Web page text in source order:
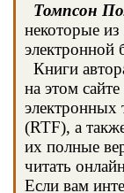
Томпсон
некоторые
электронной
Книги
на этом
электронных
(RTF), а
их полные
читать
Если вам